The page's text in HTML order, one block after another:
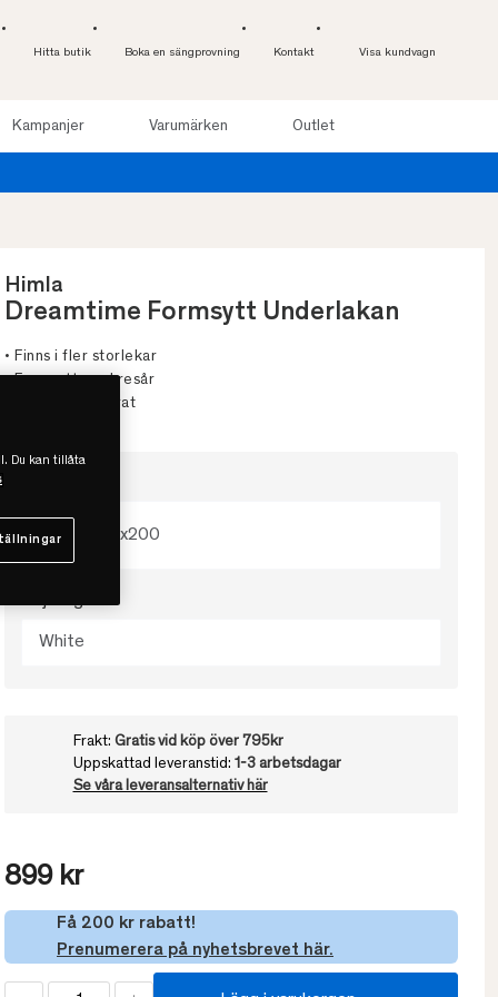
Hitta butik Boka en sängprovning Kontakt Visa kundvagn
Kampanjer Varumärken Outlet
Himla
Dreamtime Formsytt Underlakan
• Finns i fler storlekar
• Formsytt med resår
• GOTS certifierat
120x200
White
Frakt: Gratis vid köp över 795kr
Uppskattad leveranstid: 1-3 arbetsdagar
Se våra leveransalternativ här
899 kr
Få 200 kr rabatt!
Prenumerera på nyhetsbrevet här.
Du kan tillåta